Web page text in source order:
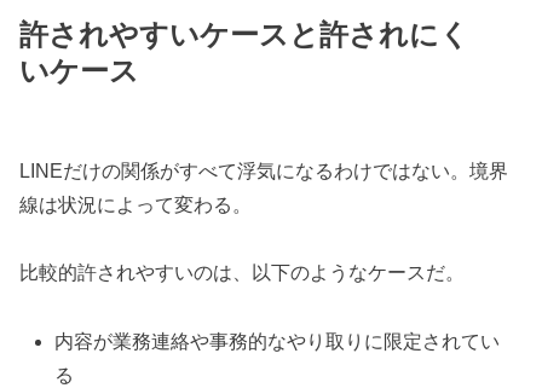
許されやすいケースと許されにく
いケース
LINEだけの関係がすべて浮気になるわけではない。境界
線は状況によって変わる。
比較的許されやすいのは、以下のようなケースだ。
内容が業務連絡や事務的なやり取りに限定されてい
る